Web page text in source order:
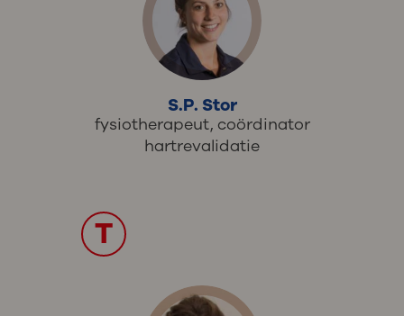
S.P. Stor
fysiotherapeut, coördinator
hartrevalidatie
T